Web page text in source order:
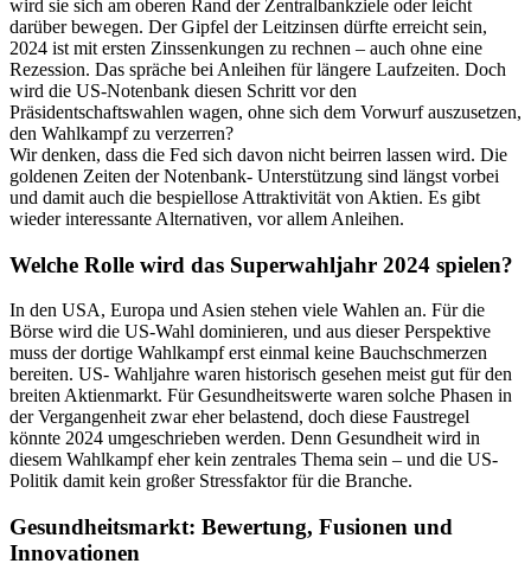
wird sie sich am oberen Rand der Zentralbankziele oder leicht
darüber bewegen. Der Gipfel der Leitzinsen dürfte erreicht sein,
2024 ist mit ersten Zinssenkungen zu rechnen – auch ohne eine
Rezession. Das spräche bei Anleihen für längere Laufzeiten. Doch
wird die US-Notenbank diesen Schritt vor den
Präsidentschaftswahlen wagen, ohne sich dem Vorwurf auszusetzen,
den Wahlkampf zu verzerren?
Wir denken, dass die Fed sich davon nicht beirren lassen wird. Die
goldenen Zeiten der Notenbank- Unterstützung sind längst vorbei
und damit auch die bespiellose Attraktivität von Aktien. Es gibt
wieder interessante Alternativen, vor allem Anleihen.
Welche Rolle wird das Superwahljahr 2024 spielen?
In den USA, Europa und Asien stehen viele Wahlen an. Für die
Börse wird die US-Wahl dominieren, und aus dieser Perspektive
muss der dortige Wahlkampf erst einmal keine Bauchschmerzen
bereiten. US- Wahljahre waren historisch gesehen meist gut für den
breiten Aktienmarkt. Für Gesundheitswerte waren solche Phasen in
der Vergangenheit zwar eher belastend, doch diese Faustregel
könnte 2024 umgeschrieben werden. Denn Gesundheit wird in
diesem Wahlkampf eher kein zentrales Thema sein – und die US-
Politik damit kein großer Stressfaktor für die Branche.
Gesundheitsmarkt: Bewertung, Fusionen und
Innovationen